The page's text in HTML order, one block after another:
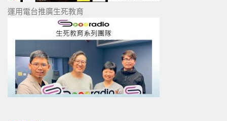
運用電台推廣生死教育